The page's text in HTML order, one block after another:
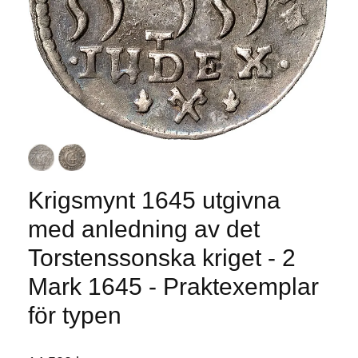
Krigsmynt 1645 utgivna
med anledning av det
Torstenssonska kriget - 2
Mark 1645 - Praktexemplar
för typen